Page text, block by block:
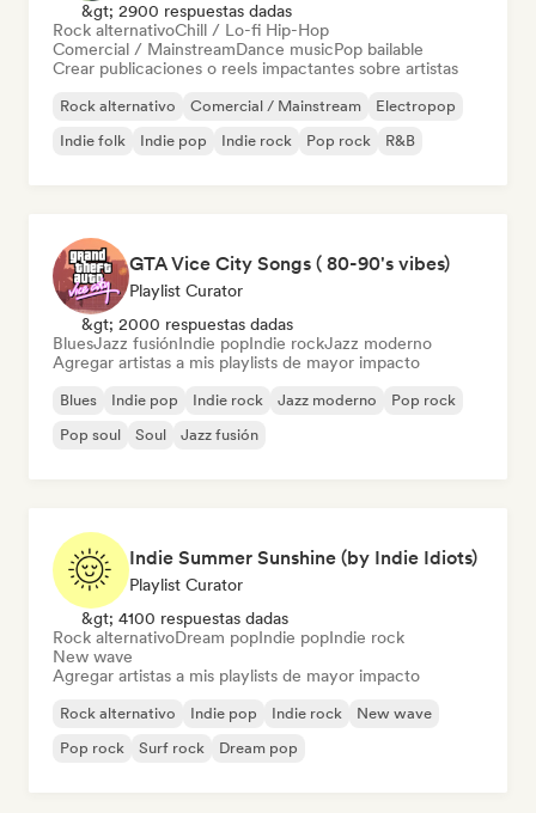
&gt; 2900 respuestas dadas
Rock alternativoChill / Lo-fi Hip-Hop
Comercial / MainstreamDance musicPop bailable
Crear publicaciones o reels impactantes sobre artistas
Rock alternativo Comercial / Mainstream
Electropop
Indie folk
Indie pop Indie rock Pop rock R&B
GTA Vice City Songs ( 80-90's vibes)
Playlist Curator
&gt; 2000 respuestas dadas
BluesJazz fusiónIndie popIndie rockJazz moderno
Agregar artistas a mis playlists de mayor impacto
Blues Indie pop Indie rock Jazz moderno
Pop rock
Pop soul
Soul Jazz fusión
Indie Summer Sunshine (by Indie Idiots)
Playlist Curator
&gt; 4100 respuestas dadas
Rock alternativoDream popIndie popIndie rock
New wave
Agregar artistas a mis playlists de mayor impacto
Rock alternativo Indie pop Indie rock
New wave
Pop rock
Surf rock Dream pop